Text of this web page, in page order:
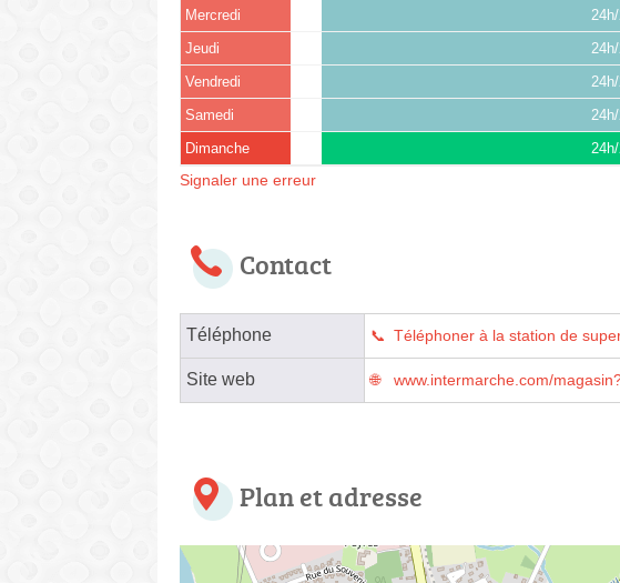
Mercredi
Jeudi
Vendredi
Samedi
Dimanche
Signaler une erreur
Contact
Téléphone Téléphoner à la station de
Site web www.intermarche.com/
Plan et adresse